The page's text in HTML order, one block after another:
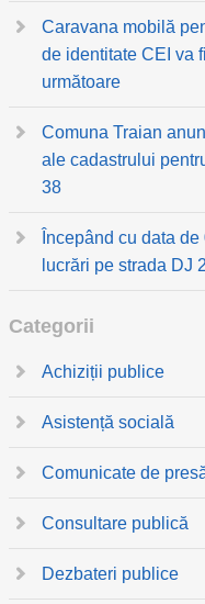
Caravana mobilă
de identitate CEI va
următoare
Comuna Traian
ale cadastrului
38
Începând cu data
lucrări pe strada DJ
Categorii
Achiziții publice
Asistență socială
Comunicate de
Consultare publică
Dezbateri publice